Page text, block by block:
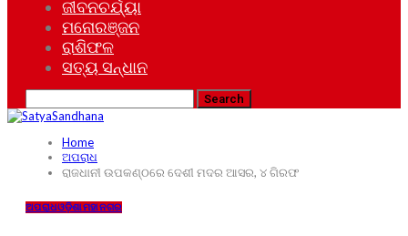
ଜୀବନଚର୍ଯ୍ୟା
ମନୋରଞ୍ଜନ
ରାଶିଫଳ
ସତ୍ୟ ସନ୍ଧାନ
Home
ଅପରାଧ
ରାଜଧାନୀ ଉପକଣ୍ଠରେ ଦେଶୀ ମଦର ଆସର, ୪ ଗିରଫ
ଅପରାଧଓଡ଼ିଶାମହାନଗର